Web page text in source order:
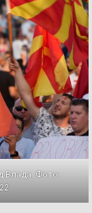
Влада. Фото: